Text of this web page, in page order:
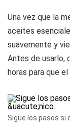
Una vez que la
aceites
suavemente y
Antes de usarlo,
horas para que el
Sigue los pasos si